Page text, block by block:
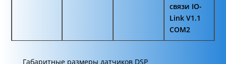
связи IO-
Link V1.1
COM2
Габаритные размеры датчиков DSP